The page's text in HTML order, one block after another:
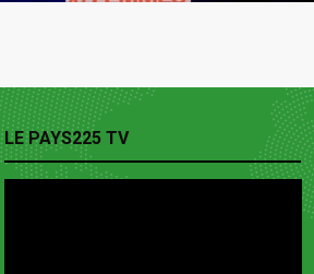
LE PAYS225 TV